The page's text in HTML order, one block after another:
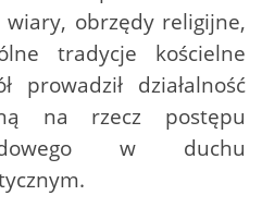
wiary, obrzędy religijne,
tradycje kościelne
prowadził działalność
na rzecz postępu
w duchu